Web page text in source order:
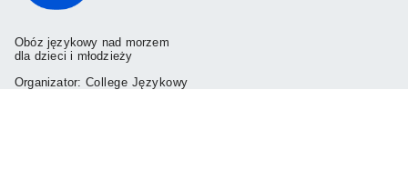
Obóz językowy nad morzem
dla dzieci i młodzieży
Organizator: College Językowy